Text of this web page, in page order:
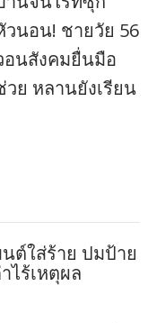
วนอน! ชายวัย 56
อนสังคมยื่นมือ
วย หลานยังเรียน
ต์ใส่ร้าย ปมป้าย
ไร้เหตุผล